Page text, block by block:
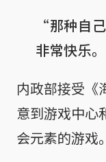
“那种自
非常快乐
内政部接受《
意到游戏中心
会元素的游戏。